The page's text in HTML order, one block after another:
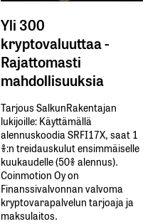
Yli 300
kryptovaluuttaa -
Rajattomasti
mahdollisuuksia
Tarjous SalkunRakentajan
lukijoille: Käyttämällä​ ​
alennuskoodia​ ​SRFI17X,​ ​saat​ ​1
%:n treidauskulut​ ​ensimmäiselle​ ​
kuukaudelle​ ​(50%​ ​alennus).
Coinmotion Oy on
Finanssivalvonnan valvoma
kryptovarapalvelun tarjoaja ja
maksulaitos.